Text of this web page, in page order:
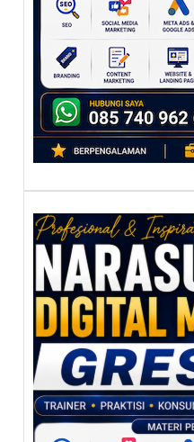
Dulu, pelanggan
datang
toko,
rekomendasi
orang…
Digital
Gresik:
Daya Saing
dan Bisnis
Digital